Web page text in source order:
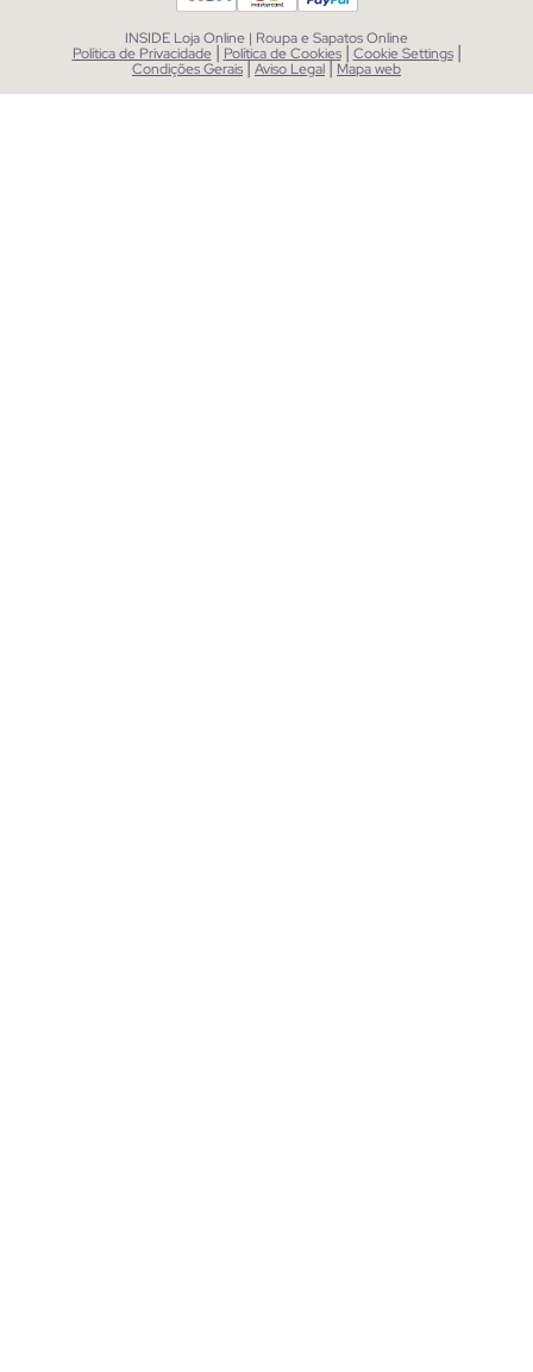
INSIDE Loja Online | Roupa e Sapatos Online
Política de Privacidade | Política de Cookies | Cookie Settings |
Condições Gerais|Aviso Legal| Mapa web